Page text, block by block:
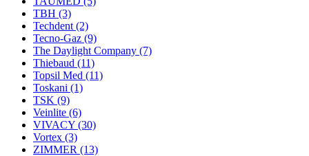
TBH (3)
Techdent (2)
Tecno-Gaz (9)
The Daylight Company (7)
Thiebaud (11)
Topsil Med (11)
Toskani (1)
TSK (9)
Veinlite (6)
VIVACY (30)
Vortex (3)
ZIMMER (13)